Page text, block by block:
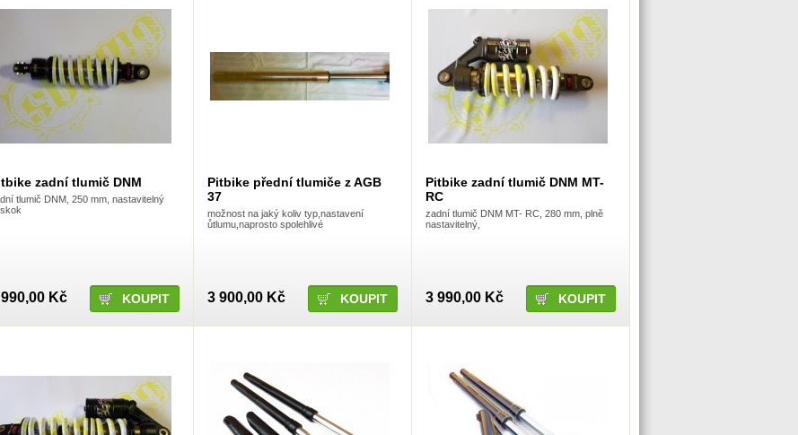
zadní tlumič DNM
tlumič DNM, 250 mm, nastavitelný
Kč
Pitbike přední tlumiče z AGB
37
možnost na jaký koliv typ,nastavení
ůtlumu,naprosto spolehlivé
3 900,00 Kč
Pitbike zadní tlumič DNM MT-
RC
zadní tlumič DNM MT- RC, 280 mm, plně
nastavitelný,
3 990,00 Kč